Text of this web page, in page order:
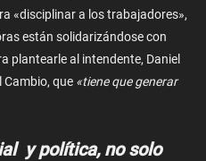
«disciplinar a los trabajadores»,
están solidarizándose con
plantearle al intendente, Daniel
Cambio, que «tiene que generar
y política, no solo